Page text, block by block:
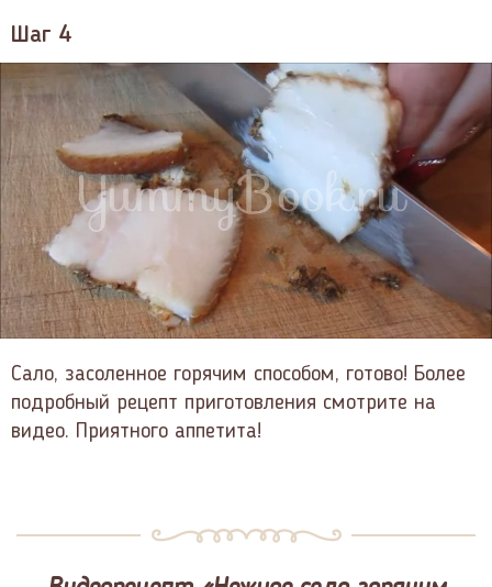
Шаг 4
Сало, засоленное горячим способом, готово! Более
подробный рецепт приготовления смотрите на
видео. Приятного аппетита!